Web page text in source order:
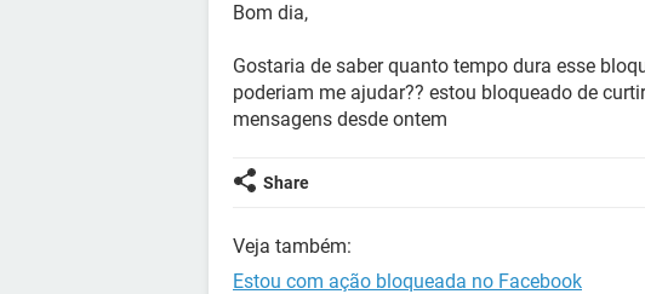
Bom dia,
Gostaria de saber quanto tempo dura esse
poderiam me ajudar?? estou bloqueado de
mensagens desde ontem
Share
Veja também:
Estou com ação bloqueada no Facebook